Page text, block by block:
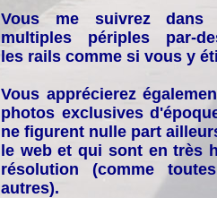
Vous me suivrez dans
multiples périples par-
les rails comme si vous y
Vous apprécierez
photos exclusives
ne figurent nulle part
le web et qui sont en très
résolution (comme
autres).